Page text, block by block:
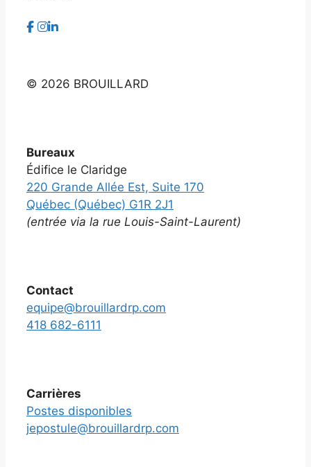
© 2026 BROUILLARD
Bureaux
Édifice le Claridge
220 Grande Allée Est, Suite 170
Québec (Québec) G1R 2J1
(entrée via la rue Louis-Saint-Laurent)
Contact
equipe@brouillardrp.com
418 682-6111
Carrières
Postes disponibles
jepostule@brouillardrp.com